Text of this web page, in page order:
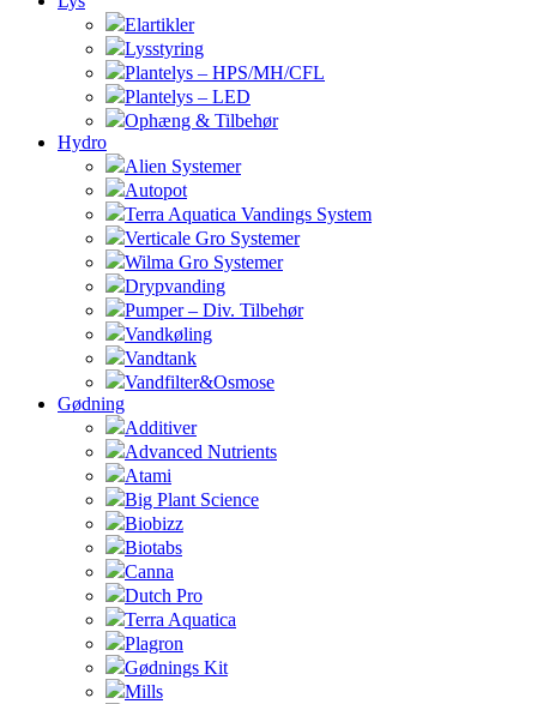
Elartikler
Lysstyring
Plantelys – HPS/MH/CFL
Plantelys – LED
Ophæng & Tilbehør
Hydro
Alien Systemer
Autopot
Terra Aquatica Vandings System
Verticale Gro Systemer
Wilma Gro Systemer
Drypvanding
Pumper – Div. Tilbehør
Vandkøling
Vandtank
Vandfilter&Osmose
Gødning
Additiver
Advanced Nutrients
Atami
Big Plant Science
Biobizz
Biotabs
Canna
Dutch Pro
Terra Aquatica
Plagron
Gødnings Kit
Mills